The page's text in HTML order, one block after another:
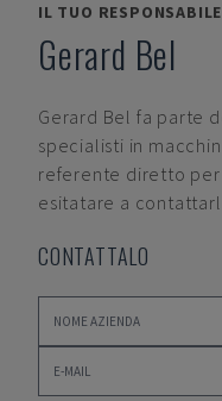
IL TUO
Gerard Bel
Gerard Bel fa parte
specialisti in
referente diretto per
esitatare a
CONTATTALO